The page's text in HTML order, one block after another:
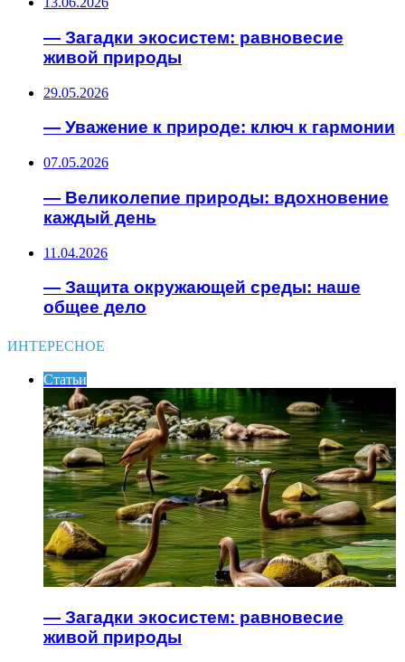
— Загадки экосистем: равновесие
живой природы
29.05.2026
— Уважение к природе: ключ к гармонии
07.05.2026
— Великолепие природы: вдохновение
каждый день
11.04.2026
— Защита окружающей среды: наше
общее дело
ИНТЕРЕСНОЕ
Статьи
— Загадки экосистем: равновесие
живой природы